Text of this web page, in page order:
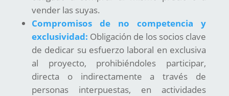
vender las suyas.
Compromisos de no competencia y
exclusividad: Obligación de los socios clave
de dedicar su esfuerzo laboral en exclusiva
al proyecto, prohibiéndoles participar,
directa o indirectamente a través de
personas interpuestas, en actividades